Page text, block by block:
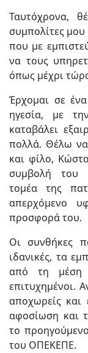
Ταυτόχρονα,
συμπολίτες
που με
να τους
όπως μέχρι
Έρχομαι σε
ηγεσία, με
καταβάλει
πολλά. Θέλω
και φίλο,
συμβολή του
τομέα
της
απερχόμενο
προσφορά του.
Οι συνθήκες
ιδανικές, τα
από τη μέση
επιτυχημένοι.
αποχωρείς
αφοσίωση και
το
του ΟΠΕΚΕΠΕ.